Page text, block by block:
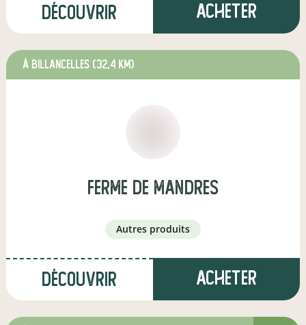
Découvrir Acheter
à BILLANCELLES (32,4 km)
ferme de mandres
autres produits
Découvrir Acheter